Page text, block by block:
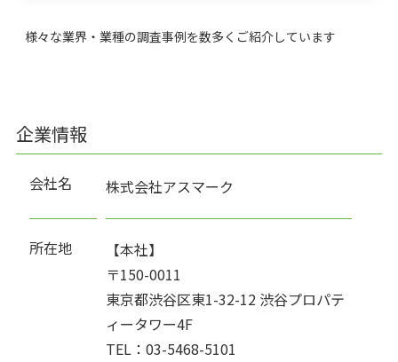
様々な業界・業種の調査事例を数多くご紹介しています
企業情報
会社名 株式会社アスマーク
所在地
【本社】
〒150-0011
東京都渋谷区東1-32-12 渋谷プロパテ
ィータワー4F
TEL：03-5468-5101